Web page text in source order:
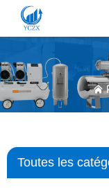
PRODUIT
ACTUALITÉS
Toutes les